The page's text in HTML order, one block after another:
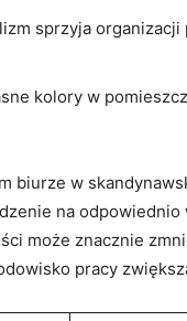
sprzyja
kolory w
biurze w
na
może znacznie
pracy